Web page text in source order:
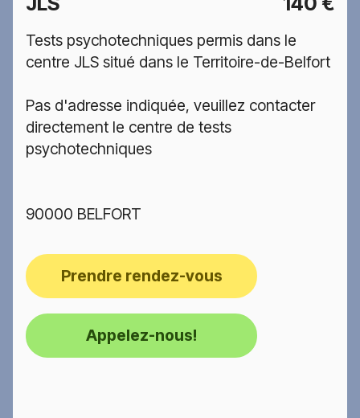
Tests psychotechniques permis dans le
centre JLS situé dans le Territoire-de-Belfort
Pas d'adresse indiquée, veuillez contacter
directement le centre de tests
psychotechniques
90000 BELFORT
Prendre rendez-vous
Appelez-nous!